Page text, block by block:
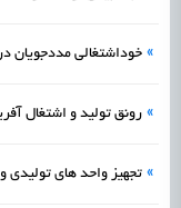
» خوداشتغالی مددجویان
» رونق تولید و اشتغال
» تجهیز واحد های تولیدی